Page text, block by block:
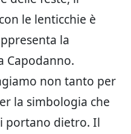
le lenticchie è
la
Capodanno.
non tanto per
la simbologia che
portano dietro. Il